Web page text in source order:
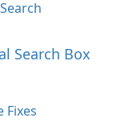
Search Box